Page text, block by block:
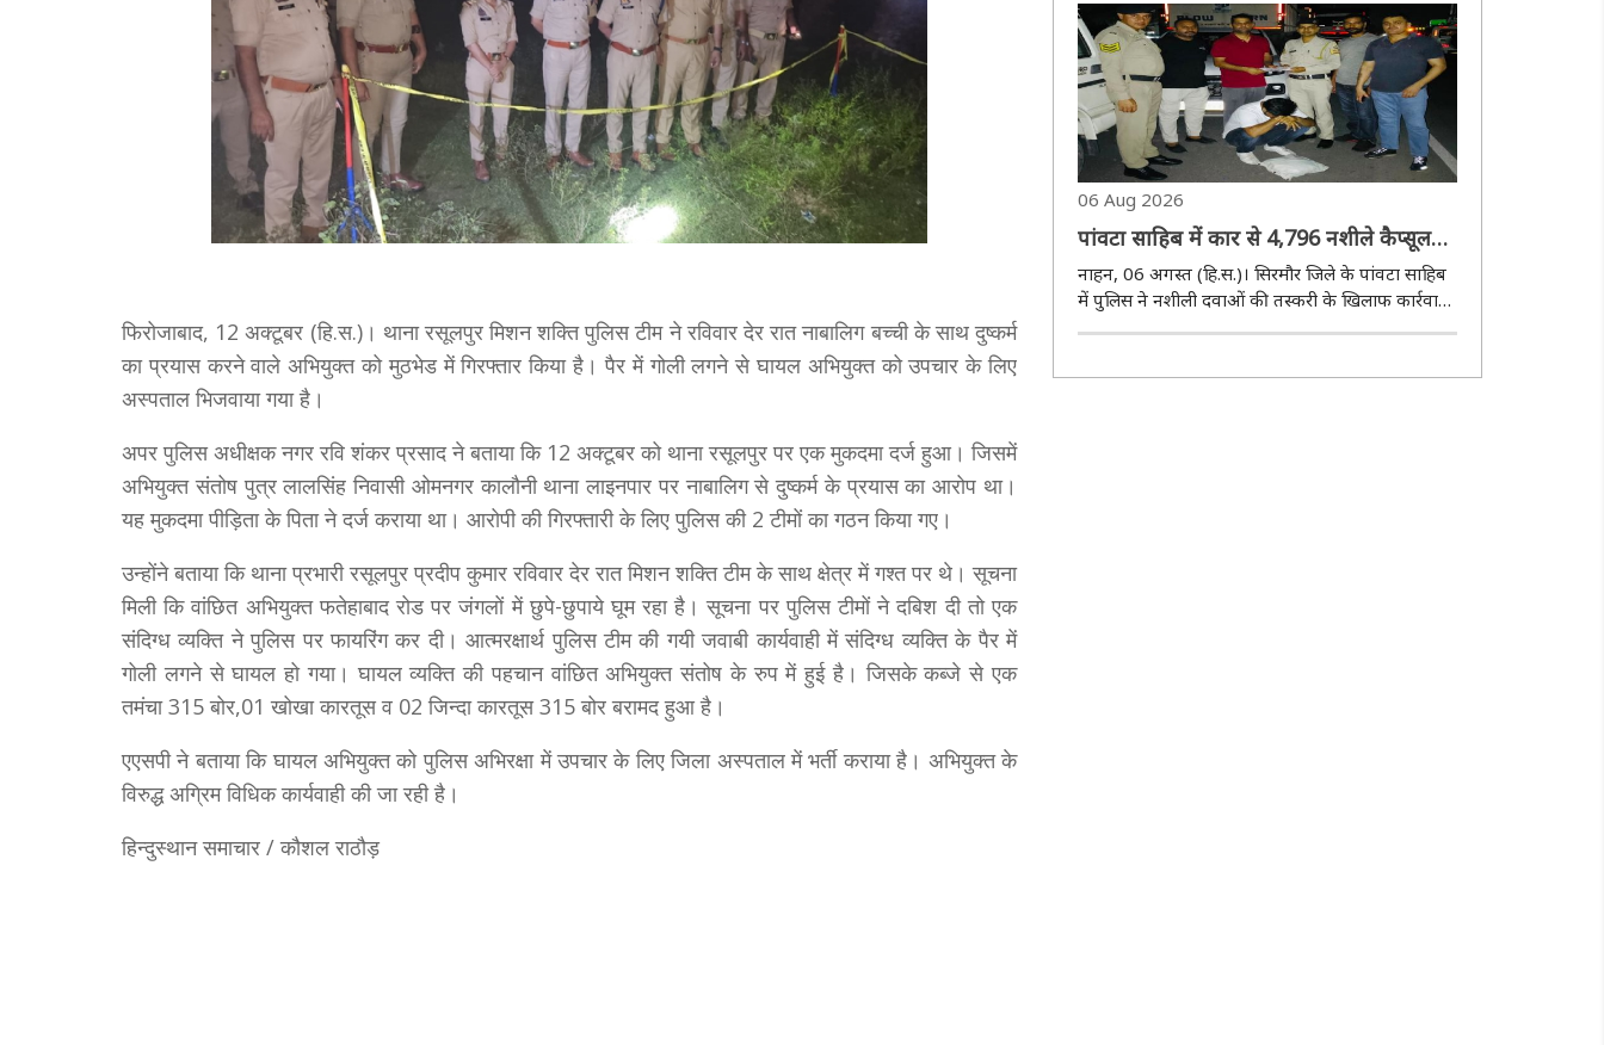
फिरोजाबाद, 12 अक्टूबर (हि.स.)। थाना रसूलपुर मिशन शक्ति पुलिस टीम ने रविवार देर रात नाबालिग बच्ची के साथ दुष्कर्म
का प्रयास करने वाले अभियुक्त को मुठभेड में गिरफ्तार किया है। पैर में गोली लगने से घायल अभियुक्त को उपचार के लिए
अस्पताल भिजवाया गया है।
अपर पुलिस अधीक्षक नगर रवि शंकर प्रसाद ने बताया कि 12 अक्टूबर को थाना रसूलपुर पर एक मुकदमा दर्ज हुआ। जिसमें
अभियुक्त संतोष पुत्र लालसिंह निवासी ओमनगर कालौनी थाना लाइनपार पर नाबालिग से दुष्कर्म के प्रयास का आरोप था।
यह मुकदमा पीड़िता के पिता ने दर्ज कराया था। आरोपी की गिरफ्तारी के लिए पुलिस की 2 टीमों का गठन किया गए।
उन्होंने बताया कि थाना प्रभारी रसूलपुर प्रदीप कुमार रविवार देर रात मिशन शक्ति टीम के साथ क्षेत्र में गश्त पर थे। सूचना
मिली कि वांछित अभियुक्त फतेहाबाद रोड पर जंगलों में छुपे-छुपाये घूम रहा है। सूचना पर पुलिस टीमों ने दबिश दी तो एक
संदिग्ध व्यक्ति ने पुलिस पर फायरिंग कर दी। आत्मरक्षार्थ पुलिस टीम की गयी जवाबी कार्यवाही में संदिग्ध व्यक्ति के पैर में
गोली लगने से घायल हो गया। घायल व्यक्ति की पहचान वांछित अभियुक्त संतोष के रुप में हुई है। जिसके कब्जे से एक
तमंचा 315 बोर,01 खोखा कारतूस व 02 जिन्दा कारतूस 315 बोर बरामद हुआ है।
एएसपी ने बताया कि घायल अभियुक्त को पुलिस अभिरक्षा में उपचार के लिए जिला अस्पताल में भर्ती कराया है। अभियुक्त के
विरुद्ध अग्रिम विधिक कार्यवाही की जा रही है।
हिन्दुस्थान समाचार / कौशल राठौड़
उद्देश्य से बक्सर पुलिस द्वारा लगातार विशेष अभियान
चलाया जा रहा है। इसके तहत प्रमुख बाजारों, बैंक..
06 Aug 2026
पांवटा साहिब में कार से 4,796 नशीले कैप्सूल
बरामद, एक व्यक्ति गिरफ्तार
नाहन, 06 अगस्त (हि.स.)। सिरमौर जिले के पांवटा साहिब
में पुलिस ने नशीली दवाओं की तस्करी के खिलाफ कार्रवाई
करते हुए एक व्यक्ति को गिरफ्तार किया है। पुलिस के
किए गए हैं। मामले में एनडीपीएस अधिनियम ..